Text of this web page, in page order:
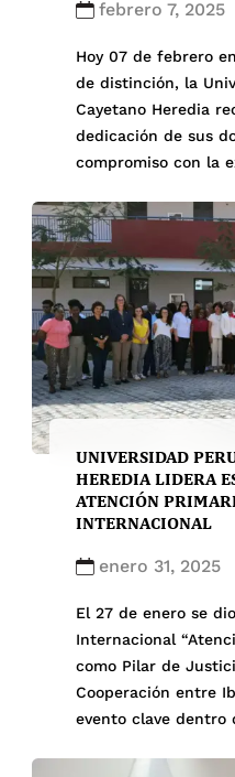
febrero 7, 2025
Hoy 07 de febrero
de distinción, la
Cayetano Heredia
dedicación de sus
compromiso con la
Palacios,
un reconocimiento
Christian Melgar
UNIVERSIDAD
HEREDIA LIDERA
ATENCIÓN
INTERNACIONAL
enero 31, 2025
El 27 de enero se
Internacional
como Pilar de
Cooperación entre
evento clave dentro